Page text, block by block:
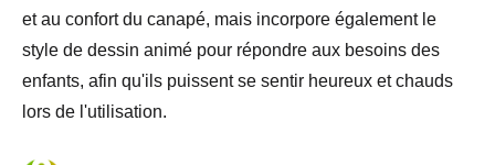
et au confort du canapé, mais incorpore également le
style de dessin animé pour répondre aux besoins des
enfants, afin qu'ils puissent se sentir heureux et chauds
lors de l'utilisation.